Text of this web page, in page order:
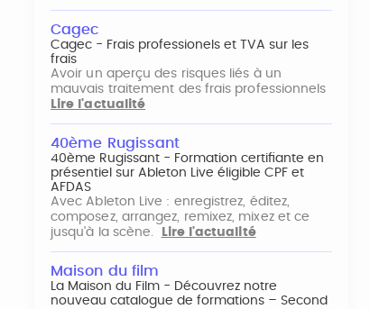
Cagec
Cagec - Frais professionels et TVA sur les
frais
Avoir un aperçu des risques liés à un
mauvais traitement des frais professionnels
Lire l'actualité
40ème Rugissant
40ème Rugissant - Formation certifiante en
présentiel sur Ableton Live éligible CPF et
AFDAS
Avec Ableton Live : enregistrez, éditez,
composez, arrangez, remixez, mixez et ce
jusqu'à la scène.
Lire l'actualité
Maison du film
La Maison du Film - Découvrez notre
nouveau catalogue de formations – Second